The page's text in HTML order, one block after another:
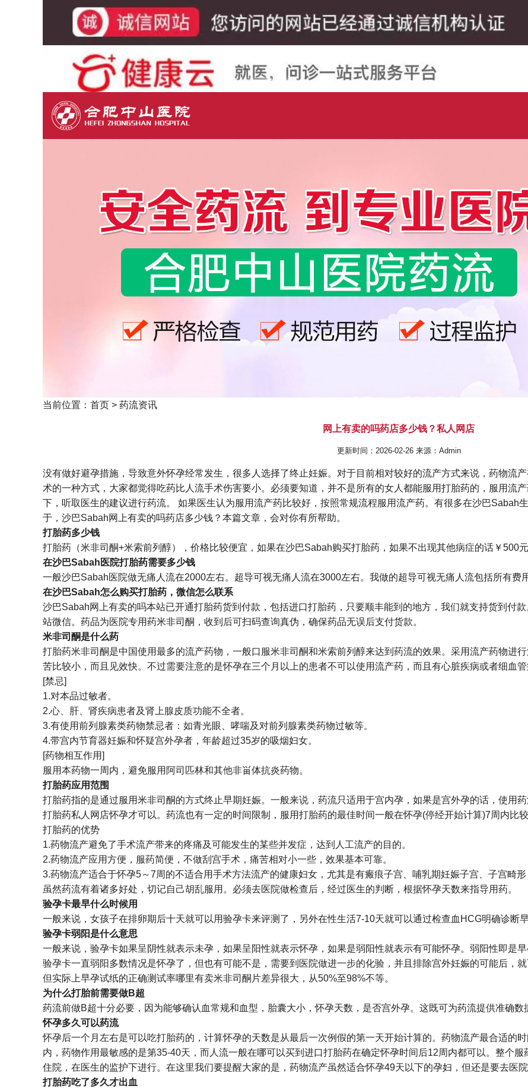
当前位置： 首页 > 药流资讯
网上有卖的吗药店多少钱？私人网店
更新时间：2026-02-26 来源：Admin
没有做好避孕措施，导致意外怀孕经常发生，很多人选择了终止妊娠。对于目前相对较好的流产方式来说，药物流
术的一种方式，大家都觉得吃药比人流手术伤害要小。必须要知道，并不是所有的女人都能服用打胎药的，服用流
下，听取医生的建议进行药流。 如果医生认为服用流产药比较好，按照常规流程服用流产药。有很多在沙巴Sabah
于，沙巴Sabah网上有卖的吗药店多少钱？本篇文章，会对你有所帮助。
打胎药多少钱
打胎药（米非司酮+米索前列醇），价格比较便宜，如果在沙巴Sabah购买打胎药，如果不出现其他病症的话￥500元
在沙巴Sabah医院打胎药需要多少钱
一般沙巴Sabah医院做无痛人流在2000左右。超导可视无痛人流在3000左右。我做的超导可视无痛人流包括所有费
在沙巴Sabah怎么购买打胎药，微信怎么联系
沙巴Sabah网上有卖的吗本站已开通打胎药货到付款，包括进口打胎药，只要顺丰能到的地方，我们就支持货到付
站微信。药品为医院专用药米非司酮，收到后可扫码查询真伪，确保药品无误后支付货款。
米非司酮是什么药
打胎药米非司酮是中国使用最多的流产药物，一般口服米非司酮和米索前列醇来达到药流的效果。采用流产药物进
苦比较小，而且见效快。不过需要注意的是怀孕在三个月以上的患者不可以使用流产药，而且有心脏疾病或者细血管
[禁忌]
1.对本品过敏者。
2.心、肝、肾疾病患者及肾上腺皮质功能不全者。
3.有使用前列腺素类药物禁忌者：如青光眼、哮喘及对前列腺素类药物过敏等。
4.带宫内节育器妊娠和怀疑宫外孕者，年龄超过35岁的吸烟妇女。
[药物相互作用]
服用本药物一周内，避免服用阿司匹林和其他非畄体抗炎药物。
打胎药应用范围
打胎药指的是通过服用米非司酮的方式终止早期妊娠。一般来说，药流只适用于宫内孕，如果是宫外孕的话，使用
打胎药私人网店怀孕才可以。药流也有一定的时间限制，服用打胎药的最佳时间一般在怀孕(停经开始计算)7周内比
打胎药的优势
1.药物流产避免了手术流产带来的疼痛及可能发生的某些并发症，达到人工流产的目的。
2.药物流产应用方便，服药简便，不做刮宫手术，痛苦相对小一些，效果基本可靠。
3.药物流产适合于怀孕5～7周的不适合用手术方法流产的健康妇女，尤其是有瘢痕子宫、哺乳期妊娠子宫、子宫畸
虽然药流有着诸多好处，切记自己胡乱服用。必须去医院做检查后，经过医生的判断，根据怀孕天数来指导用药。
验孕卡最早什么时候用
一般来说，女孩子在排卵期后十天就可以用验孕卡来评测了，另外在性生活7-10天就可以通过检查血HCG明确诊断
验孕卡弱阳是什么意思
一般来说，验孕卡如果呈阴性就表示未孕，如果呈阳性就表示怀孕，如果是弱阳性就表示有可能怀孕。弱阳性即是
验孕卡一直弱阳多数情况是怀孕了，但也有可能不是，需要到医院做进一步的化验，并且排除宫外妊娠的可能后，
但实际上早孕试纸的正确测试率哪里有卖米非司酮片差异很大，从50%至98%不等。
为什么打胎前需要做B超
药流前做B超十分必要，因为能够确认血常规和血型，胎囊大小，怀孕天数，是否宫外孕。这既可为药流提供准确数
怀孕多久可以药流
怀孕后一个月左右是可以吃打胎药的，计算怀孕的天数是从最后一次例假的第一天开始计算的。药物流产最合适的
内，药物作用最敏感的是第35-40天，而人流一般在哪可以买到进口打胎药在确定怀孕时间后12周内都可以。整个
住院，在医生的监护下进行。在这里我们要提醒大家的是，药物流产虽然适合怀孕49天以下的孕妇，但还是要去医
打胎药吃了多久才出血